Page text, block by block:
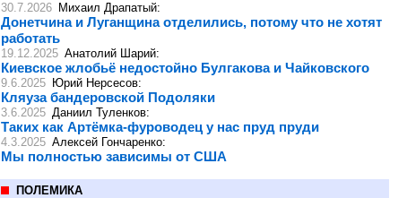
30.7.2026 Михаил Драпатый:
Донетчина и Луганщина отделились, потому что не хотят
работать
19.12.2025 Анатолий Шарий:
Киевское жлобьё недостойно Булгакова и Чайковского
9.6.2025 Юрий Нерсесов:
Кляуза бандеровской Подоляки
3.6.2025 Даниил Туленков:
Таких как Артёмка-фуроводец у нас пруд пруди
4.3.2025 Алексей Гончаренко:
Мы полностью зависимы от США
ПОЛЕМИКА